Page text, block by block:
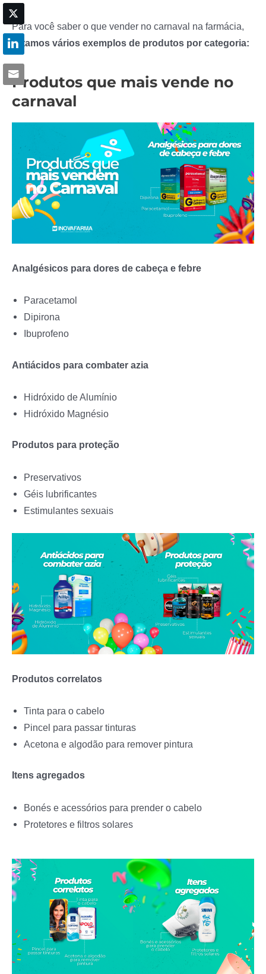
Para você saber o que vender no carnaval na farmácia,
listamos vários exemplos de produtos por categoria:
Produtos que mais vende no
carnaval
Analgésicos para dores de cabeça e febre
Paracetamol
Dipirona
Ibuprofeno
Antiácidos para combater azia
Hidróxido de Alumínio
Hidróxido Magnésio
Produtos para proteção
Preservativos
Géis lubrificantes
Estimulantes sexuais
Produtos correlatos
Tinta para o cabelo
Pincel para passar tinturas
Acetona e algodão para remover pintura
Itens agregados
Bonés e acessórios para prender o cabelo
Protetores e filtros solares